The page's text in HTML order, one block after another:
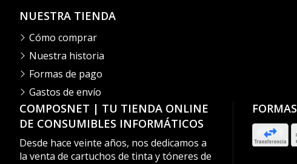
COMPOSNET | TU TIENDA ONLINE
DE CONSUMIBLES INFORMÁTICOS
Desde hace veinte años, nos dedicamos a
la venta de cartuchos de tinta y tóneres de
NUESTRA TIENDA
Cómo comprar
Nuestra historia
Formas de pago
Gastos de envío